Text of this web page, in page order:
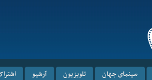
سینمای جهان تلویزیون آرشیو